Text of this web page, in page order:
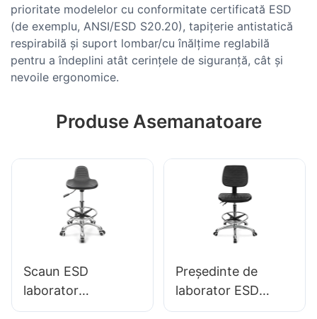
prioritate modelelor cu conformitate certificată ESD
(de exemplu, ANSI/ESD S20.20), tapițerie antistatică
respirabilă și suport lombar/cu înălțime reglabilă
pentru a îndeplini atât cerințele de siguranță, cât și
nevoile ergonomice.
Produse Asemanatoare
Scaun ESD
laborator
personalizat Scaun
Președinte de
laborator ESD
Proiectare